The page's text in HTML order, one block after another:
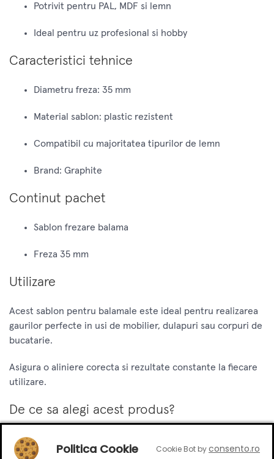
Potrivit pentru PAL, MDF si lemn
Ideal pentru uz profesional si hobby
Caracteristici tehnice
Diametru freza: 35 mm
Material sablon: plastic rezistent
Compatibil cu majoritatea tipurilor de lemn
Brand: Graphite
Continut pachet
Sablon frezare balama
Freza 35 mm
Utilizare
Acest sablon pentru balamale este ideal pentru realizarea
gaurilor perfecte in usi de mobilier, dulapuri sau corpuri de
bucatarie.
Asigura o aliniere corecta si rezultate constante la fiecare
utilizare.
De ce sa alegi acest produs?
Setul Graphite D35 ofera un raport excelent intre pret si
performanta, fiind o unealta esentiala pentru orice atelier.
Politica Cookie Cookie Bot byconsento.ro